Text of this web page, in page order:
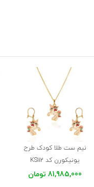
نیم ست طلا کودک طرح
یونیکورن کد KS112
81,985,000 تومان